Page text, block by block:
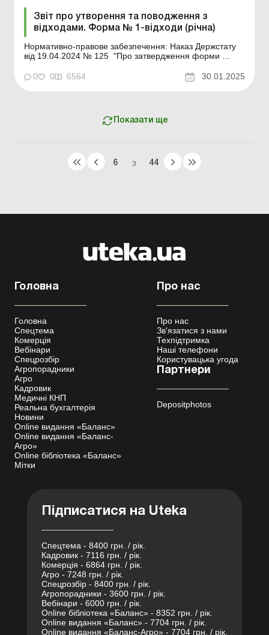
Звіт про утворення та поводження з
відходами. Форма № 1-відходи (річна)
Нормативно-правове забезпечення: Наказ Держстату
від 19.04.2024 № 125 "Про затвердження форми
(річна) "Звіт про утворення та поводження з
0 0 6564 30.01.2025
Показати ще
6 З 44
Головна
Головна
Спецтема
Комерція
Вебінари
Спецрозбір
Агропорадники
Агро
Кадровик
Медичні КНП
Реальна бухгалтерія
Новини
Online видання «Баланс»
Online видання «Баланс-
Агро»
Online бібліотека «Баланс»
Мітки
Про нас
Про нас
Зв'язатися з нами
Техпідтримка
Наші телефони
Користувацька угода
Партнери
Depositphotos
Підписатися на Uteka
Спецтема - 8400 грн. / рік.
Кадровик - 7116 грн. / рік.
Комерція - 6864 грн. / рік.
Агро - 7248 грн. / рік.
Спецрозбір - 8400 грн. / рік.
Агропорадники - 3600 грн. / рік.
Вебінари - 6000 грн. / рік.
Online бібліотека «Баланс» - 8352 грн. / рік.
Online видання «Баланс» - 7704 грн. / рік.
Online видання «Баланс-Агро» - 7704 грн. / рік.